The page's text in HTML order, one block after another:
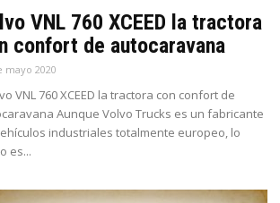
VNL 760 XCEED la tractora
confort de autocaravana
mayo 2020
VNL 760 XCEED la tractora con confort de
Aunque Volvo Trucks es un fabricante
industriales totalmente europeo, lo
es...